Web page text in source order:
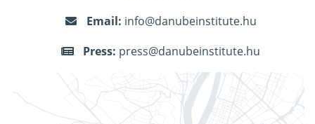
Email: info@danubeinstitute.hu
Press: press@danubeinstitute.hu